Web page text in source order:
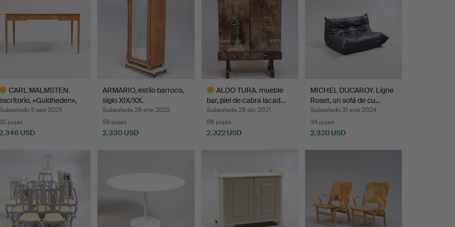
CARL MALMSTEN.
«Guldheden»,
5 sep 2025
pujas
USD
ARMARIO, estilo barroco,
siglo XIX/XX.
Subastado 26 ene 2022
59 pujas
2.330 USD
ALDO TURA. mueble
bar, piel de cabra lacad…
Subastado 29 dic 2021
68 pujas
2.322 USD
MICHEL DUCAROY. Ligne
Roset, un sofá de cu…
Subastado 31 ene 2024
34 pujas
2.320 USD